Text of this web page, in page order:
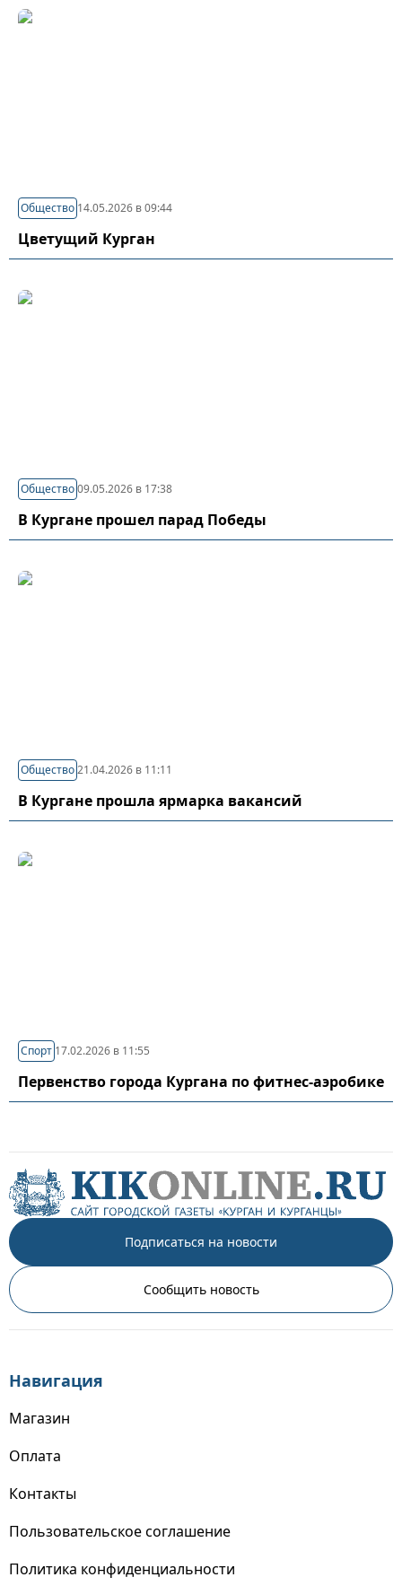
Общество 14.05.2026 в 09:44
Цветущий Курган
Общество09.05.2026 в 17:38
В Кургане прошел парад Победы
Общество21.04.2026 в 11:11
В Кургане прошла ярмарка вакансий
Спорт 17.02.2026 в 11:55
Первенство города Кургана по фитнес-аэробике
Подписаться на новости
Сообщить новость
Навигация
Магазин
Оплата
Контакты
Пользовательское соглашение
Политика конфиденциальности